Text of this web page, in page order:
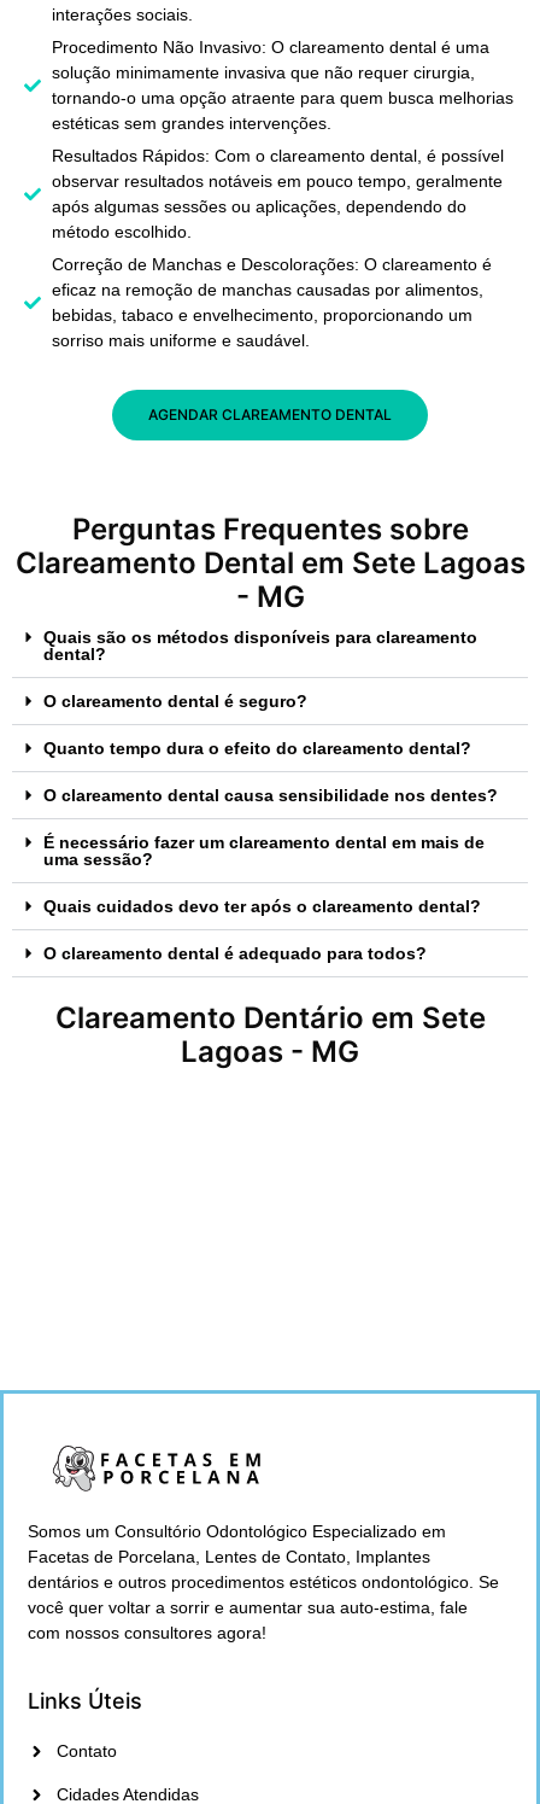
interações sociais.
Procedimento Não Invasivo: O clareamento dental é uma
solução minimamente invasiva que não requer cirurgia,
tornando-o uma opção atraente para quem busca melhorias
estéticas sem grandes intervenções.
Resultados Rápidos: Com o clareamento dental, é possível
observar resultados notáveis em pouco tempo, geralmente
após algumas sessões ou aplicações, dependendo do
método escolhido.
Correção de Manchas e Descolorações: O clareamento é
eficaz na remoção de manchas causadas por alimentos,
bebidas, tabaco e envelhecimento, proporcionando um
sorriso mais uniforme e saudável.
AGENDAR CLAREAMENTO DENTAL
Perguntas Frequentes sobre
Clareamento Dental em Sete Lagoas
- MG
Quais são os métodos disponíveis para clareamento
dental?
O clareamento dental é seguro?
Quanto tempo dura o efeito do clareamento dental?
O clareamento dental causa sensibilidade nos dentes?
É necessário fazer um clareamento dental em mais de
uma sessão?
Quais cuidados devo ter após o clareamento dental?
O clareamento dental é adequado para todos?
Clareamento Dentário em Sete
Lagoas - MG
Somos um Consultório Odontológico Especializado em
Facetas de Porcelana, Lentes de Contato, Implantes
dentários e outros procedimentos estéticos ondontológico. Se
você quer voltar a sorrir e aumentar sua auto-estima, fale
com nossos consultores agora!
Links Úteis
Contato
Cidades Atendidas